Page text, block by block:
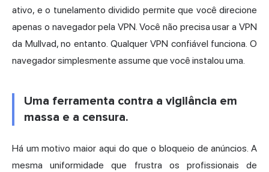
ativo, e o tunelamento dividido permite que você direcione
apenas o navegador pela VPN. Você não precisa usar a VPN
da Mullvad, no entanto. Qualquer VPN confiável funciona. O
navegador simplesmente assume que você instalou uma.
Uma ferramenta contra a vigilância em
massa e a censura.
Há um motivo maior aqui do que o bloqueio de anúncios. A
mesma uniformidade que frustra os profissionais de